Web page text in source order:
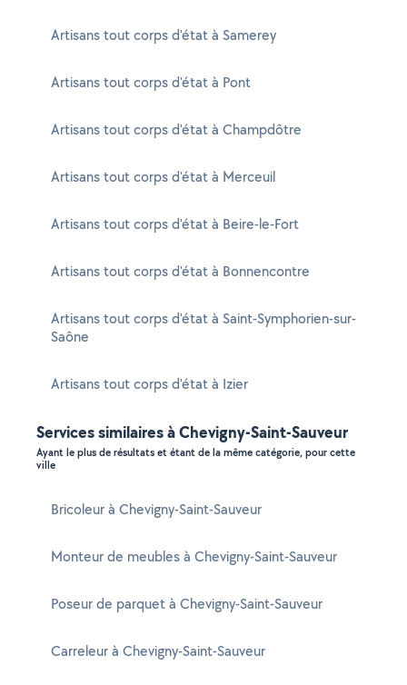
Artisans tout corps d'état à Samerey
Artisans tout corps d'état à Pont
Artisans tout corps d'état à Champdôtre
Artisans tout corps d'état à Merceuil
Artisans tout corps d'état à Beire-le-Fort
Artisans tout corps d'état à Bonnencontre
Artisans tout corps d'état à Saint-Symphorien-sur-
Saône
Artisans tout corps d'état à Izier
Services similaires à Chevigny-Saint-Sauveur
Ayant le plus de résultats et étant de la même catégorie, pour cette
ville
Bricoleur à Chevigny-Saint-Sauveur
Monteur de meubles à Chevigny-Saint-Sauveur
Poseur de parquet à Chevigny-Saint-Sauveur
Carreleur à Chevigny-Saint-Sauveur